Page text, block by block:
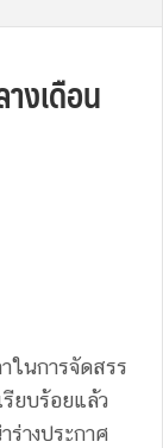
งเดือน
ในการจัดสรร
ยบร้อยแล้ว
างประกาศ